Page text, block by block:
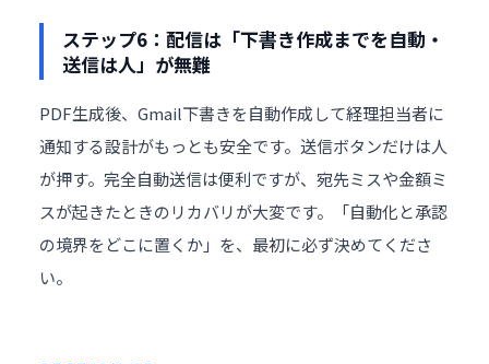
ステップ6：配信は「下書き作成までを自動・
送信は人」が無難
PDF生成後、Gmail下書きを自動作成して経理担当者に
通知する設計がもっとも安全です。送信ボタンだけは人
が押す。完全自動送信は便利ですが、宛先ミスや金額ミ
スが起きたときのリカバリが大変です。「自動化と承認
の境界をどこに置くか」を、最初に必ず決めてくださ
い。